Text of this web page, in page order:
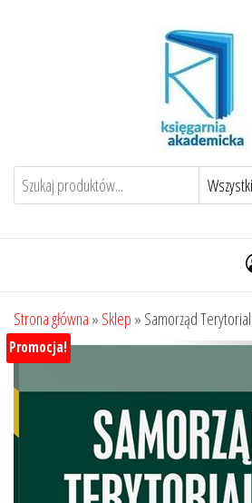
Strona główna » Sklep » Samorząd
Promocja!